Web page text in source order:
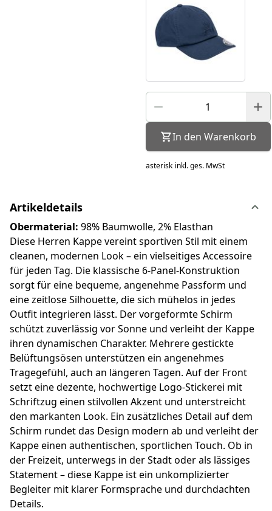
In den Warenkorb
asterisk inkl. ges. MwSt
Artikeldetails
Obermaterial: 98% Baumwolle, 2% Elasthan
Diese Herren Kappe vereint sportiven Stil mit einem
cleanen, modernen Look – ein vielseitiges Accessoire
für jeden Tag. Die klassische 6-Panel-Konstruktion
sorgt für eine bequeme, angenehme Passform und
eine zeitlose Silhouette, die sich mühelos in jedes
Outfit integrieren lässt. Der vorgeformte Schirm
schützt zuverlässig vor Sonne und verleiht der Kappe
ihren dynamischen Charakter. Mehrere gestickte
Belüftungsösen unterstützen ein angenehmes
Tragegefühl, auch an längeren Tagen. Auf der Front
setzt eine dezente, hochwertige Logo-Stickerei mit
Schriftzug einen stilvollen Akzent und unterstreicht
den markanten Look. Ein zusätzliches Detail auf dem
Schirm rundet das Design modern ab und verleiht der
Kappe einen authentischen, sportlichen Touch. Ob in
der Freizeit, unterwegs in der Stadt oder als lässiges
Statement – diese Kappe ist ein unkomplizierter
Begleiter mit klarer Formsprache und durchdachten
Details.